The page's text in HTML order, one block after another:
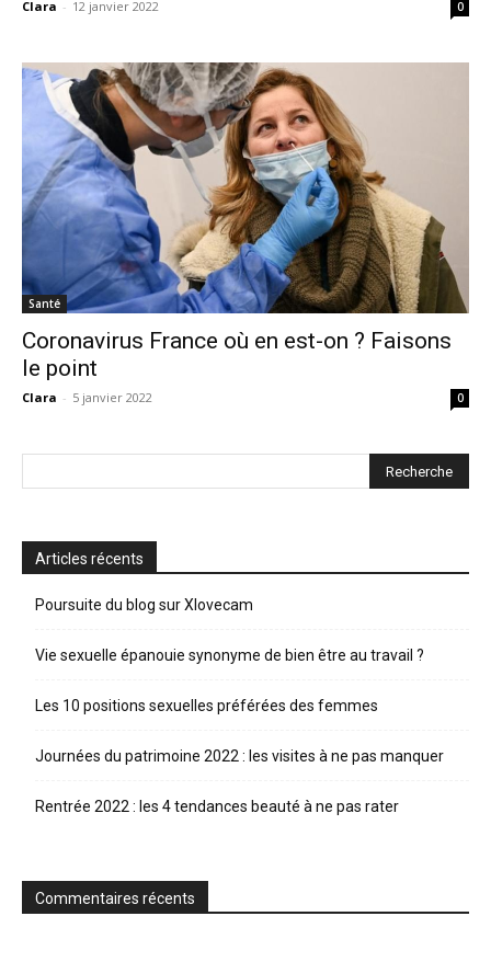
Clara - 12 janvier 2022 0
Santé
Coronavirus France où en est-on ? Faisons
le point
Clara - 5 janvier 2022 0
Articles récents
Poursuite du blog sur Xlovecam
Vie sexuelle épanouie synonyme de bien être au travail ?
Les 10 positions sexuelles préférées des femmes
Journées du patrimoine 2022 : les visites à ne pas manquer
Rentrée 2022 : les 4 tendances beauté à ne pas rater
Commentaires récents